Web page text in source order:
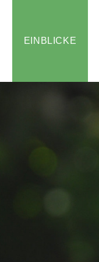
EINBLICKE